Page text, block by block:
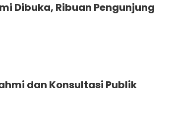
Dibuka, Ribuan Pengunjung
dan Konsultasi Publik